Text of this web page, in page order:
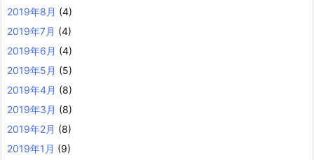
2019年8月 (4)
2019年7月 (4)
2019年6月 (4)
2019年5月 (5)
2019年4月 (8)
2019年3月 (8)
2019年2月 (8)
2019年1月 (9)